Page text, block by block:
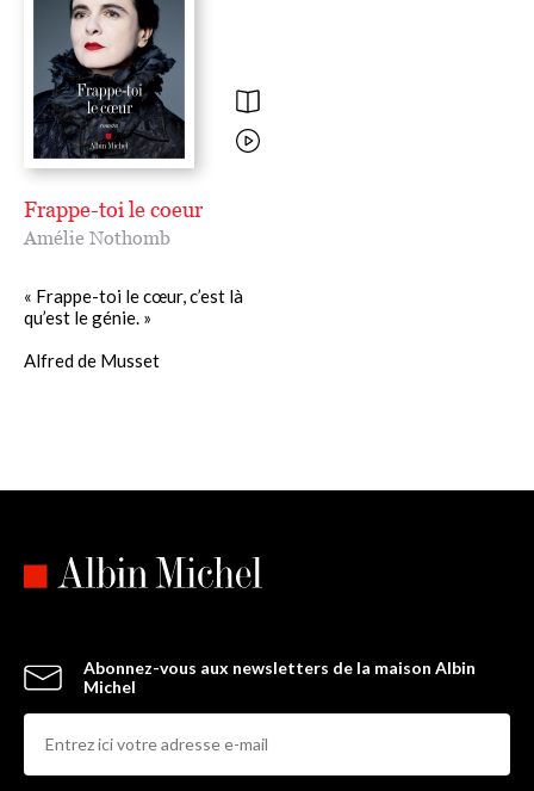
Frappe-toi le coeur
Amélie Nothomb
« Frappe-toi le cœur, c’est là
qu’est le génie. »
Alfred de Musset
Abonnez-vous aux newsletters de la maison Albin
Michel